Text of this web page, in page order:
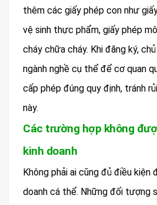
thêm các giấy phép con như
vệ sinh thực phẩm, giấy phép
cháy chữa cháy. Khi đăng ký,
ngành nghề cụ thể để cơ quan
cấp phép đúng quy định, tránh
này.
Các trường hợp không
kinh doanh
Không phải ai cũng đủ điều kiện
doanh cá thể. Những đối tượng